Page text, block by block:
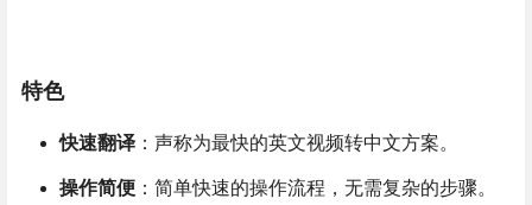
特色
快速翻译 ：声称为最快的英文视频转中文方案。
操作简便 ：简单快速的操作流程，无需复杂的步骤。